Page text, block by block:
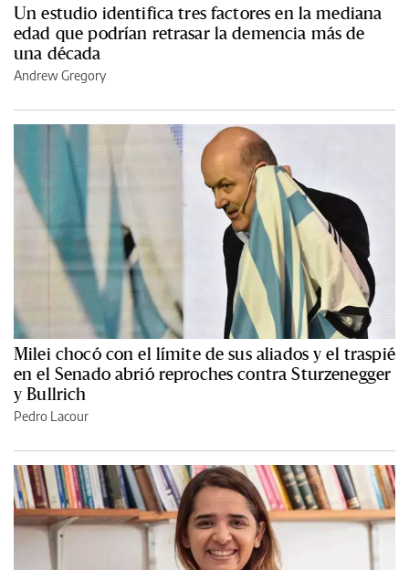
Un estudio identifica tres factores en la mediana
edad que podrían retrasar la demencia más de
una década
Andrew Gregory
Milei chocó con el límite de sus aliados y el traspié
en el Senado abrió reproches contra Sturzenegger
y Bullrich
Pedro Lacour